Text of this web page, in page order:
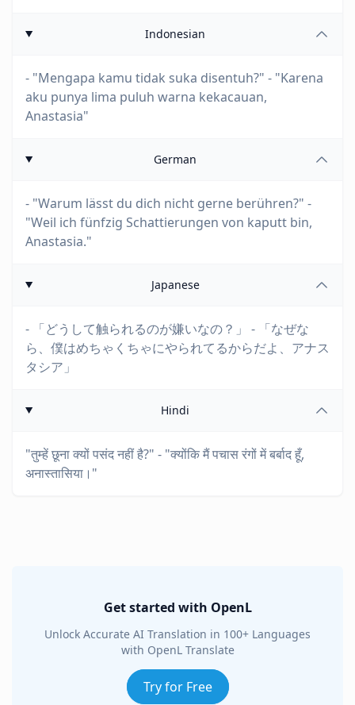
Indonesian
- "Mengapa kamu tidak suka disentuh?" - "Karena
aku punya lima puluh warna kekacauan,
Anastasia"
German
- "Warum lässt du dich nicht gerne berühren?" -
"Weil ich fünfzig Schattierungen von kaputt bin,
Anastasia."
Japanese
- 「どうして触られるのが嫌いなの？」 - 「なぜな
ら、僕はめちゃくちゃにやられてるからだよ、アナス
タシア」
Hindi
"तुम्हें छूना क्यों पसंद नहीं है?" - "क्योंकि मैं पचास रंगों में बर्बाद हूँ,
अनास्तासिया।"
Get started with OpenL
Unlock Accurate AI Translation in 100+ Languages
with OpenL Translate
Try for Free